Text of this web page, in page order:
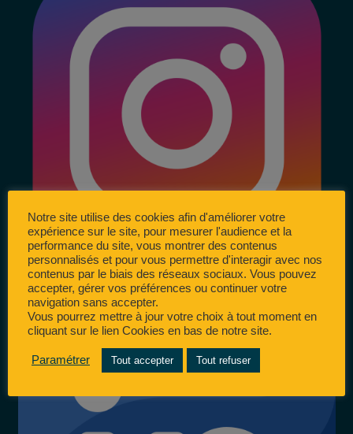
Notre site utilise des cookies afin d'améliorer votre
expérience sur le site, pour mesurer l'audience et la
performance du site, vous montrer des contenus
personnalisés et pour vous permettre d'interagir avec nos
contenus par le biais des réseaux sociaux. Vous pouvez
accepter, gérer vos préférences ou continuer votre
navigation sans accepter.
Vous pourrez mettre à jour votre choix à tout moment en
cliquant sur le lien Cookies en bas de notre site.
Paramétrer Tout accepter Tout refuser